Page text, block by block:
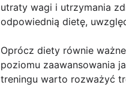
utraty wagi i utrzymania
odpowiednią dietę,
Oprócz diety równie
poziomu zaawansowania
treningu warto rozważyć